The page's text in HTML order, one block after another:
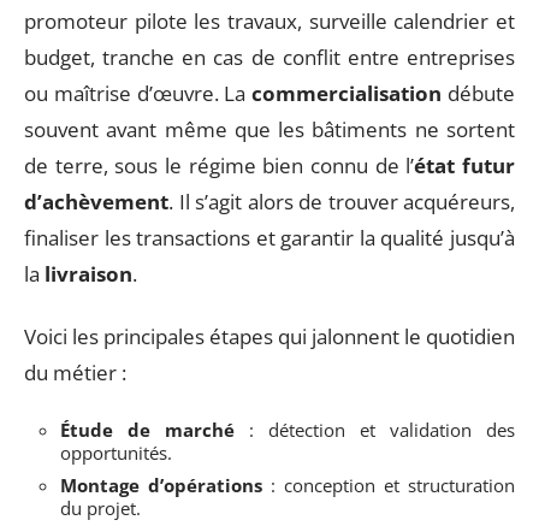
promoteur pilote les travaux, surveille calendrier et
budget, tranche en cas de conflit entre entreprises
ou maîtrise d’œuvre. Lacommercialisation débute
souvent avant même que les bâtiments ne sortent
de terre, sous le régime bien connu de l’état futur
d’achèvement. Il s’agit alors de trouver acquéreurs,
finaliser les transactions et garantir la qualité jusqu’à
la livraison.
Voici les principales étapes qui jalonnent le quotidien
du métier :
Étude de marché : détection et validation des
opportunités.
Montage d’opérations : conception et structuration
du projet.